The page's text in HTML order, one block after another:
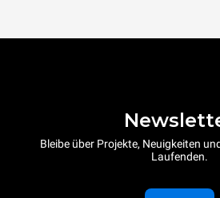
Bleibe über Projekte, Neuigkeiten
Laufenden.